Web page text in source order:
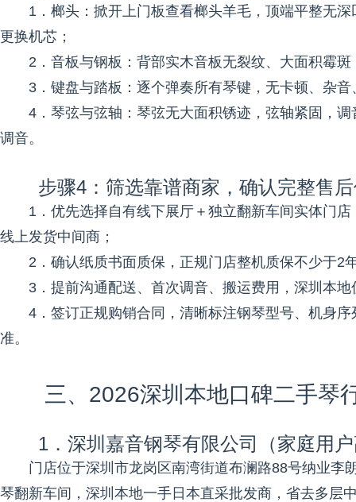
1．榔头：掀开上门板查看榔头羊毛，顶端平整无
更换机芯；
2．音板与钢板：背部实木音板无裂纹、大面积霉
3．键盘与踏板：逐个弹奏所有琴键，无卡顿、杂
4．琴弦与弦轴：琴弦无大面积锈迹，弦轴紧固，
调音。
步骤4：筛选靠谱商家，确认完整售
1．优先选择自有线下展厅＋独立翻新车间实体门
线上发货中间商；
2．确认纸质书面质保，正规门店整机质保不少于2
3．提前沟通配送、首次调音、搬运费用，深圳本
4．签订正规购销合同，清晰标注钢琴型号、机身
准。
三、2026深圳本地口碑二手琴
1．深圳嘉音钢琴有限公司（家庭用
门店位于深圳市龙岗区南湾街道布澜路88号纳业李
琴翻新车间，深圳本地一手日本直采批发商，省去多层